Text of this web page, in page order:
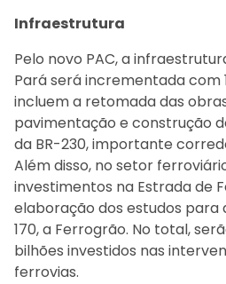
Infraestrutura
Pelo novo PAC, a
Pará será incrementada com
incluem a retomada das
pavimentação e construção
da BR-230, importante
Além disso, no setor
investimentos na Estrada de
elaboração dos estudos para
170, a Ferrogrão. No total,
bilhões investidos nas
ferrovias.